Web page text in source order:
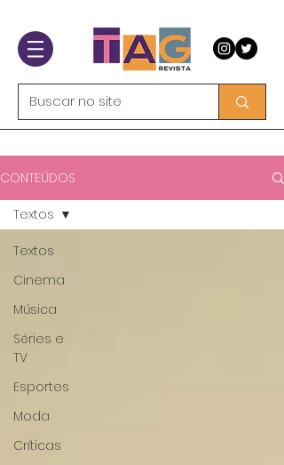
CONTEÚDOS
Textos
Cinema
Música
Séries e
TV
Esportes
Moda
Críticas
Textos